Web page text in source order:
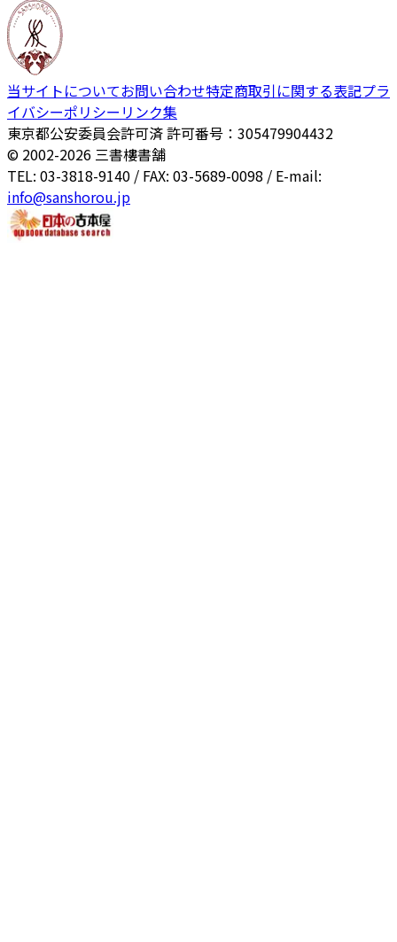
当サイトについてお問い合わせ特定商取引に関する表記プラ
イバシーポリシー リンク集
東京都公安委員会許可済 許可番号：305479904432
© 2002-2026 三書樓書舗
TEL: 03-3818-9140 / FAX: 03-5689-0098 / E-mail:
info@sanshorou.jp